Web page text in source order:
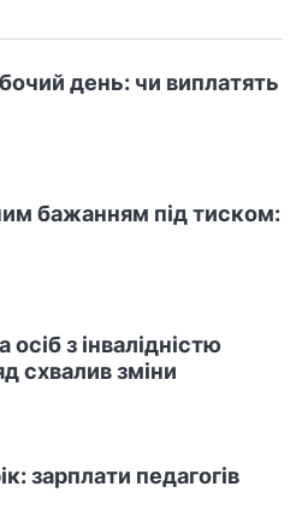
день: чи виплатять
бажанням під тиском:
з інвалідністю
схвалив зміни
зарплати педагогів